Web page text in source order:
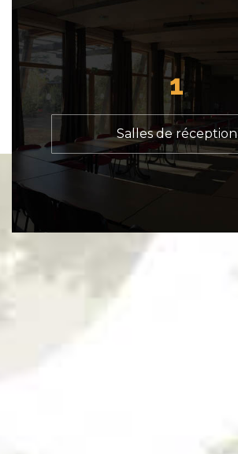
1
Salles de réception